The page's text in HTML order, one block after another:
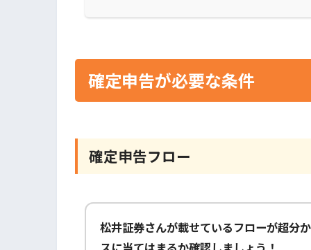
確定申告が必要な条件
確定申告フロー
松井証券さんが載せているフローが超分